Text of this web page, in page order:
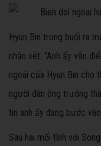
Hyun Bin trong buổi ra
nhận xét: "Anh ấy vẫn
ngoài của Hyun Bin cho
người đàn ông trưởng
tin anh ấy đang bước
Sau hai mối tình với